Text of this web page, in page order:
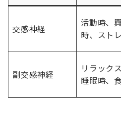
交感神経
活動時、
時、スト
副交感神経
リラック
睡眠時、